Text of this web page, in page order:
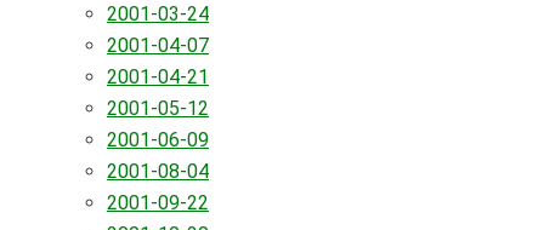
2001-03-24
2001-04-07
2001-04-21
2001-05-12
2001-06-09
2001-08-04
2001-09-22